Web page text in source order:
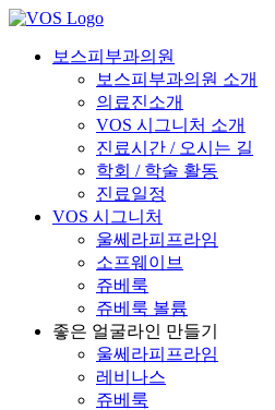
보스피부과의원
보스피부과의원 소개
의료진소개
VOS 시그니처 소개
진료시간 / 오시는 길
학회 / 학술 활동
진료일정
VOS 시그니처
울쎄라피프라임
소프웨이브
쥬베룩
쥬베룩 볼륨
좋은 얼굴라인 만들기
울쎄라피프라임
레비나스
쥬베룩